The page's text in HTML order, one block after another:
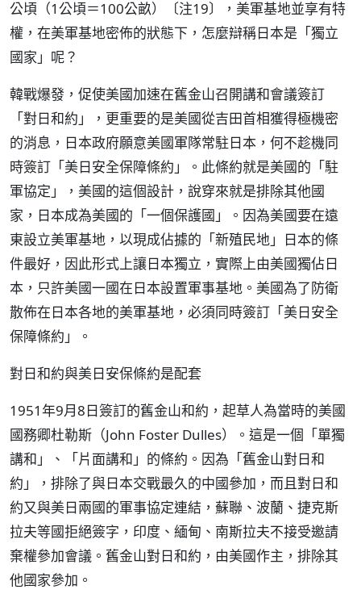
公頃（1公頃＝100公畝）〔注19〕，美軍基地並享有特
權，在美軍基地密佈的狀態下，怎麼辯稱日本是「獨立
國家」呢？
韓戰爆發，促使美國加速在舊金山召開講和會議簽訂
「對日和約」，更重要的是美國從吉田首相獲得極機密
的消息，日本政府願意美國軍隊常駐日本，何不趁機同
時簽訂「美日安全保障條約」。此條約就是美國的「駐
軍協定」，美國的這個設計，說穿來就是排除其他國
家，日本成為美國的「一個保護國」。因為美國要在遠
東設立美軍基地，以現成佔據的「新殖民地」日本的條
件最好，因此形式上讓日本獨立，實際上由美國獨佔日
本，只許美國一國在日本設置軍事基地。美國為了防衛
散佈在日本各地的美軍基地，必須同時簽訂「美日安全
保障條約」。
對日和約與美日安保條約是配套
1951年9月8日簽訂的舊金山和約，起草人為當時的美國
國務卿杜勒斯（John Foster Dulles）。這是一個「單獨
講和」、「片面講和」的條約。因為「舊金山對日和
約」，排除了與日本交戰最久的中國參加，而且對日和
約又與美日兩國的軍事協定連結，蘇聯、波蘭、捷克斯
拉夫等國拒絕簽字，印度、緬甸、南斯拉夫不接受邀請
棄權參加會議。舊金山對日和約，由美國作主，排除其
他國家參加。